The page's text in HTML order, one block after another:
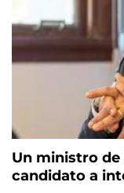
Un ministro de
candidato a